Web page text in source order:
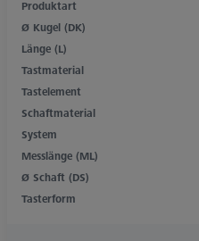
Produktart
Ø Kugel (DK)
Länge (L)
Tastmaterial
Tastelement
Schaftmaterial
System
Messlänge (ML)
Ø Schaft (DS)
Tasterform